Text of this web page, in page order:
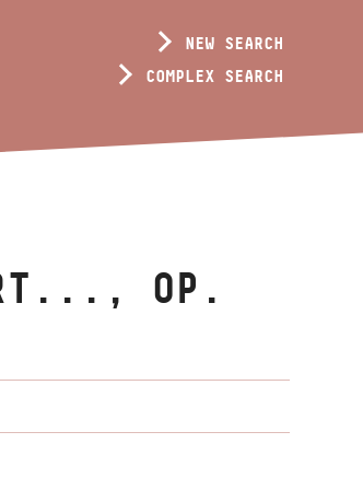
NEW SEARCH
COMPLEX SEARCH
OP.